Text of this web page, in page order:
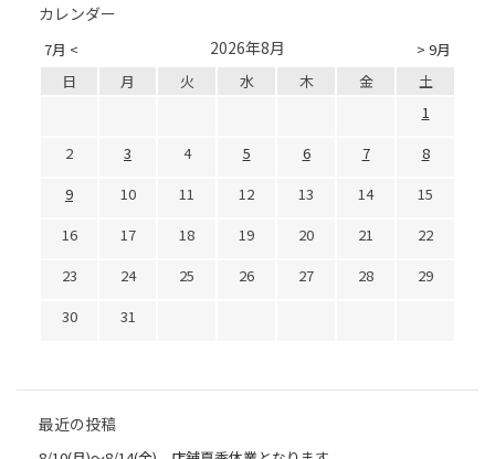
カレンダー
7月 < > 9月
2026年8月
日 月 火 水 木 金
土
1
2
3 4 5 6 7
8
9
10 11 12 13 14
15
16
17 18 19 20 21
22
23
24 25 26 27 28
29
30
31
最近の投稿